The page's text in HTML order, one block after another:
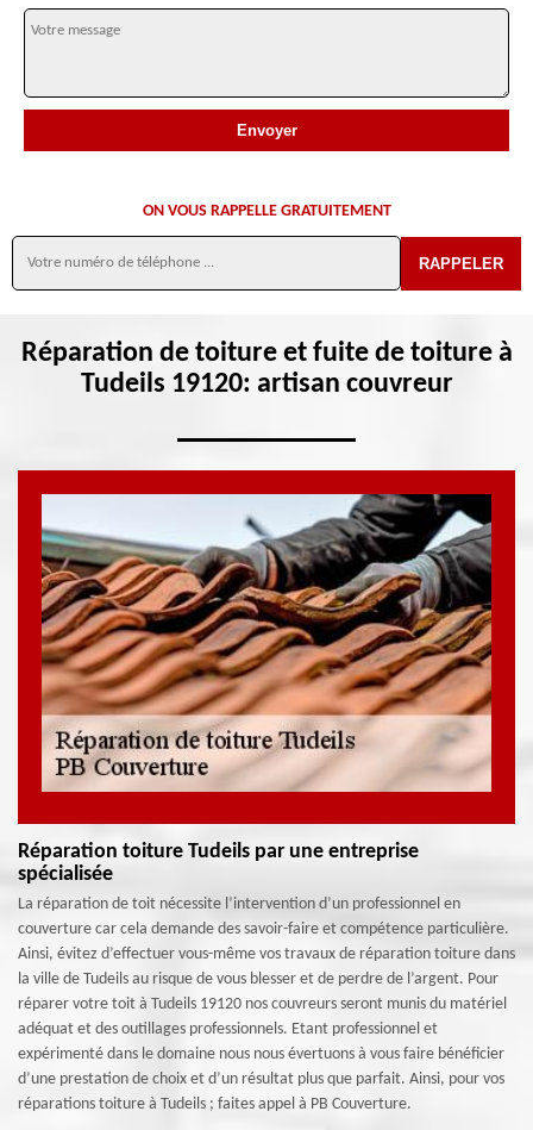
ON VOUS RAPPELLE GRATUITEMENT
Réparation de toiture et fuite de toiture à
Tudeils 19120: artisan couvreur
Réparation toiture Tudeils par une entreprise
spécialisée
La réparation de toit nécessite l’intervention d’un professionnel en
couverture car cela demande des savoir-faire et compétence particulière.
Ainsi, évitez d’effectuer vous-même vos travaux de réparation toiture dans
la ville de Tudeils au risque de vous blesser et de perdre de l’argent. Pour
réparer votre toit à Tudeils 19120 nos couvreurs seront munis du matériel
adéquat et des outillages professionnels. Etant professionnel et
expérimenté dans le domaine nous nous évertuons à vous faire bénéficier
d’une prestation de choix et d’un résultat plus que parfait. Ainsi, pour vos
réparations toiture à Tudeils ; faites appel à PB Couverture.